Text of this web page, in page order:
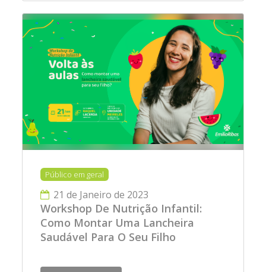
Público em geral
21 de Janeiro de 2023
Workshop De Nutrição Infantil:
Como Montar Uma Lancheira
Saudável Para O Seu Filho